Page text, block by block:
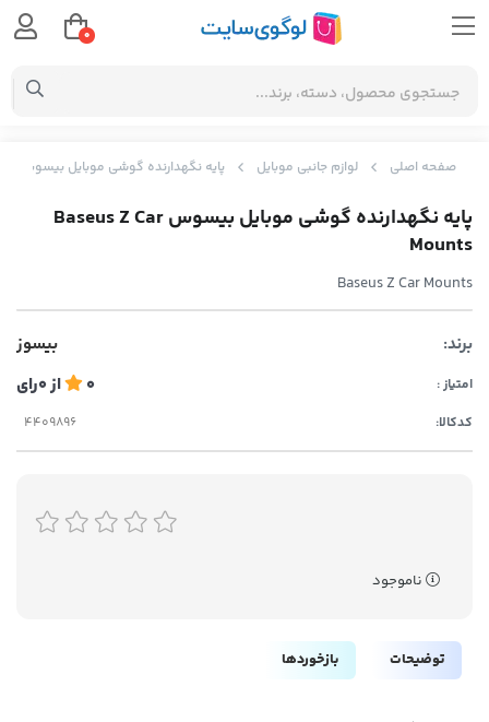
صفحه اصلی لوازم جانبی موبایل پایه نگهدارنده گوشی موبایل بیسوس Baseus Z Car Mounts
پایه نگهدارنده گوشی موبایل بیسوس Baseus Z Car
Mounts
Baseus Z Car Mounts
برند: بیسوز
امتیاز : 0 از0رای
کدکالا:
ناموجود
توضیحات بازخوردها
0